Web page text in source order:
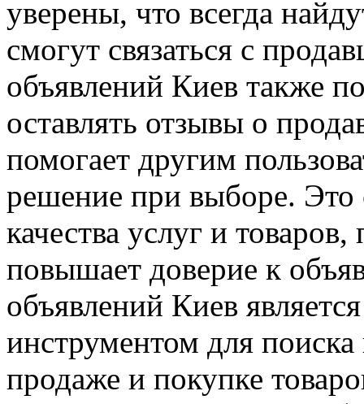
уверены, что всегда
смогут связаться с
объявлений Киев также
оставлять отзывы о
помогает другим
решение при выборе. Это
качества услуг и
повышает доверие к
объявлений Киев
инструментом для
продаже и покупке